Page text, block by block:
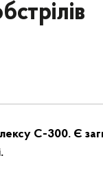
С-300. Є